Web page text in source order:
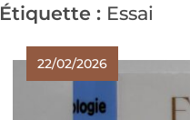
Étiquette : Essai
22/02/2026